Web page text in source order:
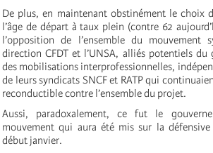
De plus, en maintenant obstinément le choix
l’âge de départ à taux plein (contre 62
l’opposition de l’ensemble du mouvement
direction CFDT et l’UNSA, alliés potentiels du
des mobilisations interprofessionnelles,
de leurs syndicats SNCF et RATP qui
reconductible contre l’ensemble du projet.
Aussi, paradoxalement, ce fut le
mouvement qui aura été mis sur la
début janvier.